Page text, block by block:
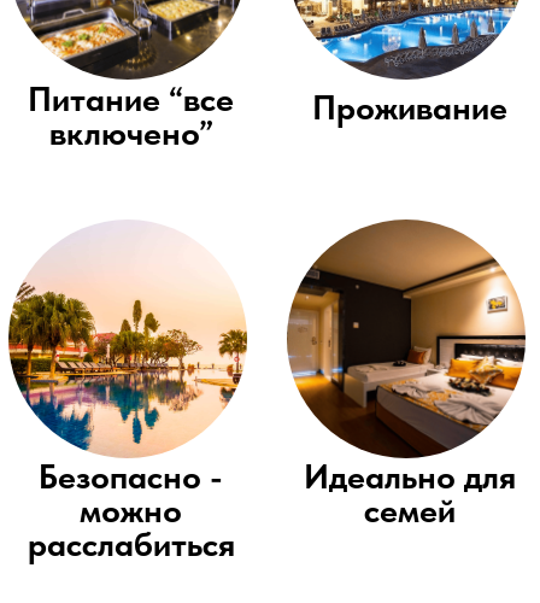
Многолетний
опыт
Полная
безопасность
одного окна
Выгодные